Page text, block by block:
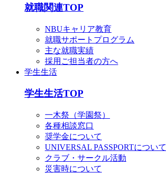
就職関連TOP
NBUキャリア教育
就職サポートプログラム
主な就職実績
採用ご担当者の方へ
学生生活
学生生活TOP
一木祭（学園祭）
各種相談窓口
奨学金について
UNIVERSAL PASSPORTについて
クラブ・サークル活動
災害時について